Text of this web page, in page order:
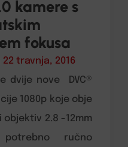
kamere s
fokusa
22 travnja, 2016
dvije nove DVC®
1080p koje obje
2.8 -12mm
ručno